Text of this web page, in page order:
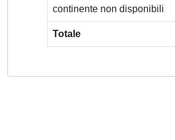
continente non disponibili
Totale